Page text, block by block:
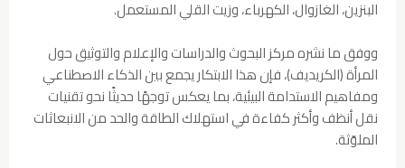
البنزين، الغازوال، الكهرباء، وزيت القلي المستعمل.
ووفق ما نشره مركز البحوث والدراسات والإعلام والتوثيق حول
المرأة (الكريديف)، فإن هذا الابتكار يجمع بين الذكاء الاصطناعي
ومفاهيم الاستدامة البيئية، بما يعكس توجهًا حديثًا نحو تقنيات
نقل أنظف وأكثر كفاءة في استهلاك الطاقة والحد من الانبعاثات
الملوّثة.